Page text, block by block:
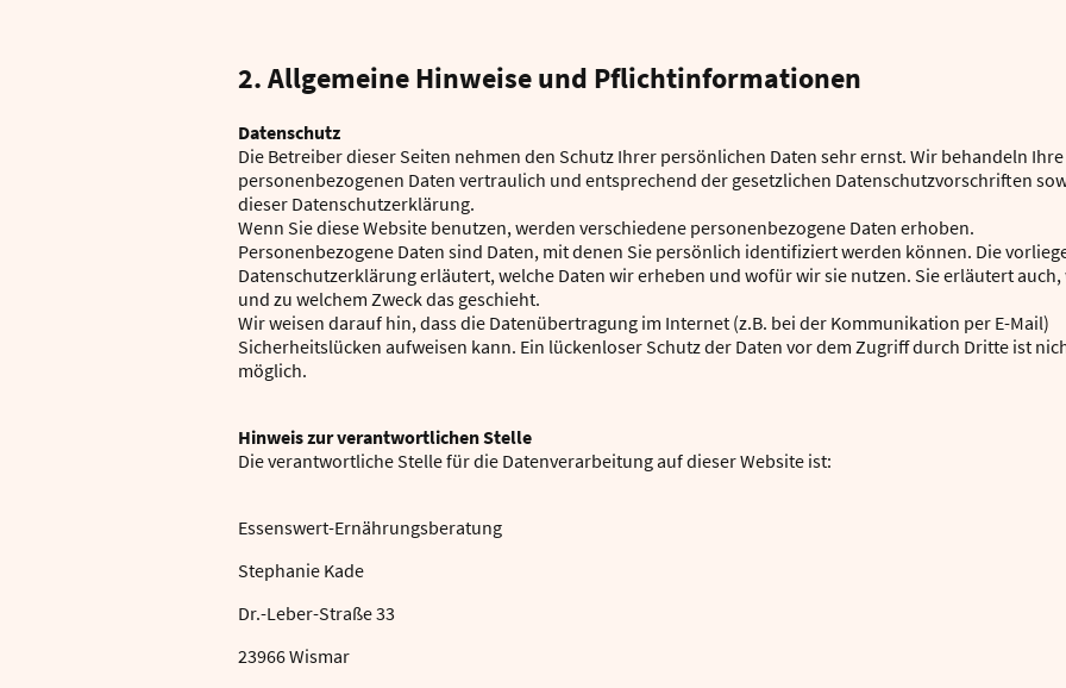
2. Allgemeine Hinweise und Pflichtinformationen
Datenschutz
Die Betreiber dieser Seiten nehmen den Schutz Ihrer persönlichen Daten sehr ernst. Wir behandeln Ihre
personenbezogenen Daten vertraulich und entsprechend der gesetzlichen Datenschutzvorschriften
dieser Datenschutzerklärung.
Wenn Sie diese Website benutzen, werden verschiedene personenbezogene Daten erhoben.
Personenbezogene Daten sind Daten, mit denen Sie persönlich identifiziert werden können. Die
Datenschutzerklärung erläutert, welche Daten wir erheben und wofür wir sie nutzen. Sie erläutert auch,
und zu welchem Zweck das geschieht.
Wir weisen darauf hin, dass die Datenübertragung im Internet (z.B. bei der Kommunikation per E-Mail)
Sicherheitslücken aufweisen kann. Ein lückenloser Schutz der Daten vor dem Zugriff durch Dritte ist
möglich.
Hinweis zur verantwortlichen Stelle
Die verantwortliche Stelle für die Datenverarbeitung auf dieser Website ist:
Essenswert-Ernährungsberatung
Stephanie Kade
Dr.-Leber-Straße 33
23966 Wismar